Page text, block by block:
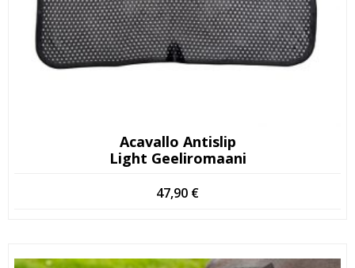
Acavallo Antislip
Light Geeliromaani
47,90 €